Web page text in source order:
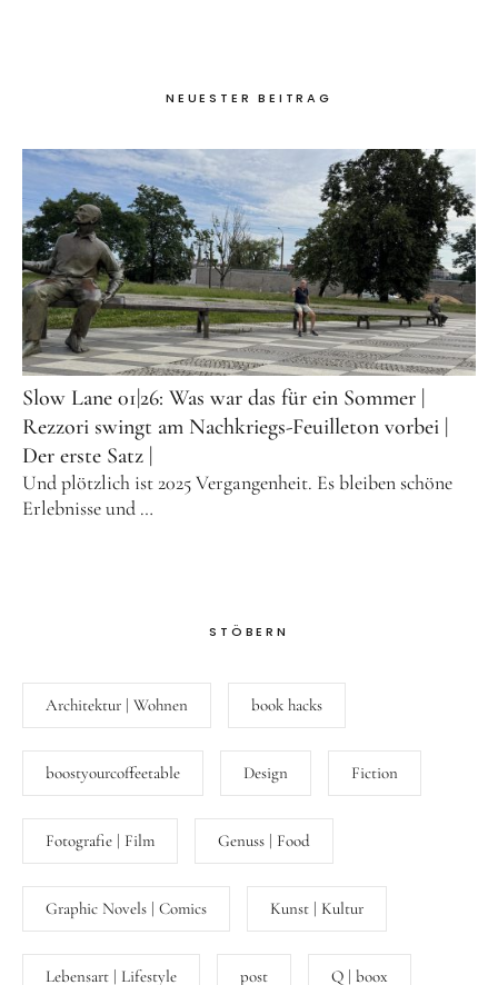
NEUESTER BEITRAG
Slow Lane 01|26: Was war das für ein Sommer |
Rezzori swingt am Nachkriegs-Feuilleton vorbei |
Der erste Satz |
Und plötzlich ist 2025 Vergangenheit. Es bleiben schöne
Erlebnisse und …
STÖBERN
Architektur | Wohnen book hacks
boostyourcoffeetable Design Fiction
Fotografie | Film Genuss | Food
Graphic Novels | Comics Kunst | Kultur
Lebensart | Lifestyle post Q | boox